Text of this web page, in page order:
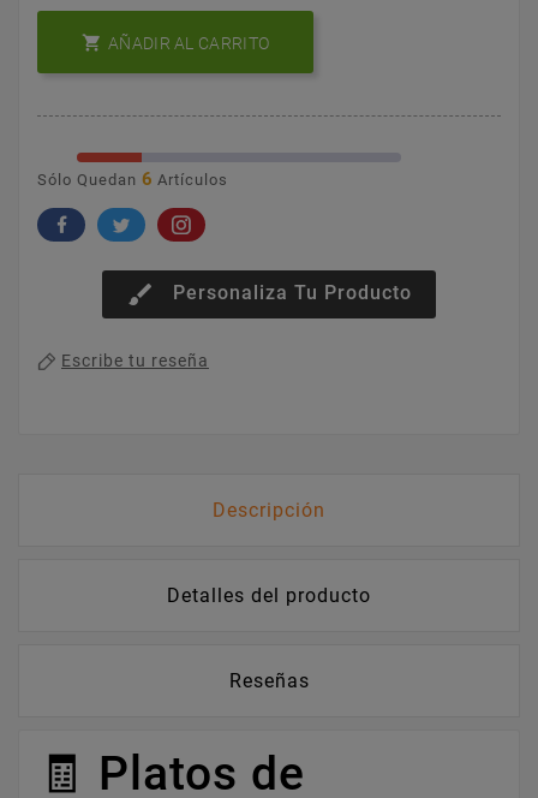
 AÑADIR AL CARRITO
Sólo Quedan 6 Artículos
brush Personaliza Tu Producto
Escribe tu reseña
Descripción
Detalles del producto
Reseñas
🧾 Platos de